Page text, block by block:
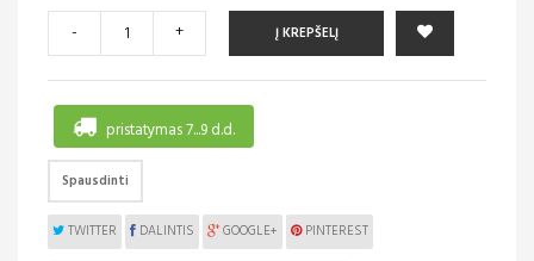
- + Į KREPŠELĮ
pristatymas 7...9 d.d.
Spausdinti
TWITTER DALINTIS GOOGLE+ PINTEREST